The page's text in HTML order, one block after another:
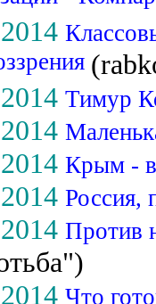
Тимур
Крым -
Россия,
Против
Что